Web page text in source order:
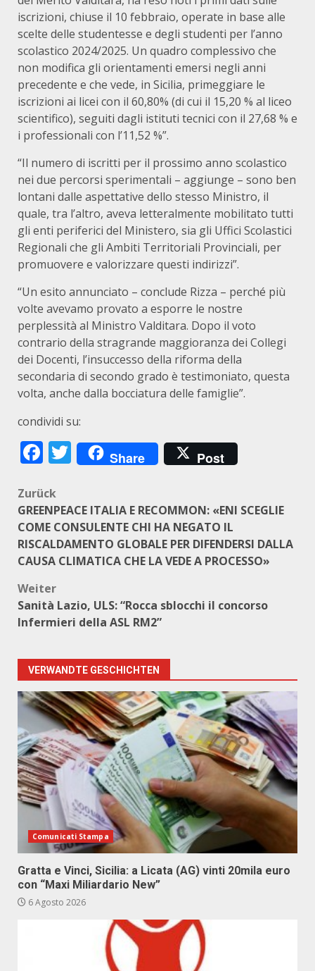
iscrizioni, chiuse il 10 febbraio, operate in base alle
scelte delle studentesse e degli studenti per l’anno
scolastico 2024/2025. Un quadro complessivo che
non modifica gli orientamenti emersi negli anni
precedente e che vede, in Sicilia, primeggiare le
iscrizioni ai licei con il 60,80% (di cui il 15,20 % al liceo
scientifico), seguiti dagli istituti tecnici con il 27,68 % e
i professionali con l’11,52 %”.
“Il numero di iscritti per il prossimo anno scolastico
nei due percorsi sperimentali – aggiunge – sono ben
lontani dalle aspettative dello stesso Ministro, il
quale, tra l’altro, aveva letteralmente mobilitato tutti
gli enti periferici del Ministero, sia gli Uffici Scolastici
Regionali che gli Ambiti Territoriali Provinciali, per
promuovere e valorizzare questi indirizzi”.
“Un esito annunciato – conclude Rizza – perché più
volte avevamo provato a esporre le nostre
perplessità al Ministro Valditara. Dopo il voto
contrario della stragrande maggioranza dei Collegi
dei Docenti, l’insuccesso della riforma della
secondaria di secondo grado è testimoniato, questa
volta, anche dalla bocciatura delle famiglie”.
condividi su:
Facebook
Twitter
Share Post
Beitragsnavigation
Zurück
GREENPEACE ITALIA E RECOMMON: «ENI SCEGLIE
COME CONSULENTE CHI HA NEGATO IL
RISCALDAMENTO GLOBALE PER DIFENDERSI DALLA
CAUSA CLIMATICA CHE LA VEDE A PROCESSO»
Weiter
Sanità Lazio, ULS: “Rocca sblocchi il concorso
Infermieri della ASL RM2”
VERWANDTE GESCHICHTEN
Comunicati Stampa
Gratta e Vinci, Sicilia: a Licata (AG) vinti 20mila euro
con “Maxi Miliardario New”
6 Agosto 2026